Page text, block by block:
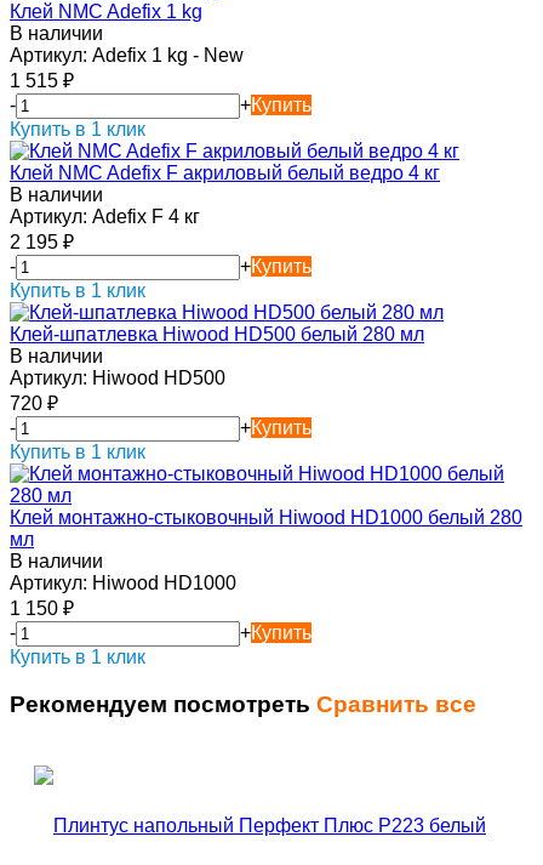
Клей NMC Adefix 1 kg
В наличии
Артикул: Adefix 1 kg - New
1 515 ₽
-
+Купить
Купить в 1 клик
Клей NMC Adefix F акриловый белый ведро 4 кг
В наличии
Артикул: Adefix F 4 кг
2 195 ₽
-
+Купить
Купить в 1 клик
Клей-шпатлевка Hiwood HD500 белый 280 мл
В наличии
Артикул: Hiwood HD500
720 ₽
-
+Купить
Купить в 1 клик
Клей монтажно-стыковочный Hiwood HD1000 белый 280
мл
В наличии
Артикул: Hiwood HD1000
1 150 ₽
-
+Купить
Купить в 1 клик
Рекомендуем посмотреть Сравнить все